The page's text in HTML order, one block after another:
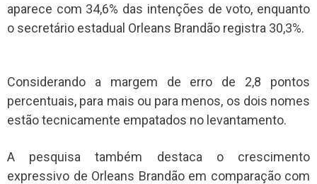
aparece com 34,6% das intenções de voto, enquanto
o secretário estadual Orleans Brandão registra 30,3%.
Considerando a margem de erro de 2,8 pontos
percentuais, para mais ou para menos, os dois nomes
estão tecnicamente empatados no levantamento.
A pesquisa também destaca o crescimento
expressivo de Orleans Brandão em comparação com